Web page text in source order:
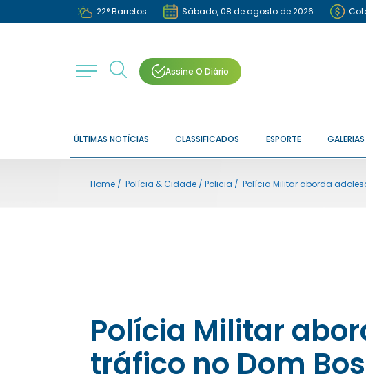
22°Barretos Sábado, 08 de agosto de 2026
Assine O Diário
ÚLTIMAS NOTÍCIAS CLASSIFICADOS ESPORTE GALERIAS
Home/ Polícia & Cidade/ Policia / Polícia Militar aborda
Polícia Militar
tráfico no Dom